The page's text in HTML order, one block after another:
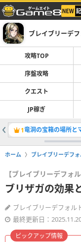
ブレイブリーデ
攻略TOP
序盤攻略
クエスト
JP稼ぎ
1竜洞の宝箱の場所と
ホーム ブレイブリーデフ
【ブレイブリーデフォル
ブリザガの効果
ブレイブリーデフォル
最終更新日：
ピックアップ情報